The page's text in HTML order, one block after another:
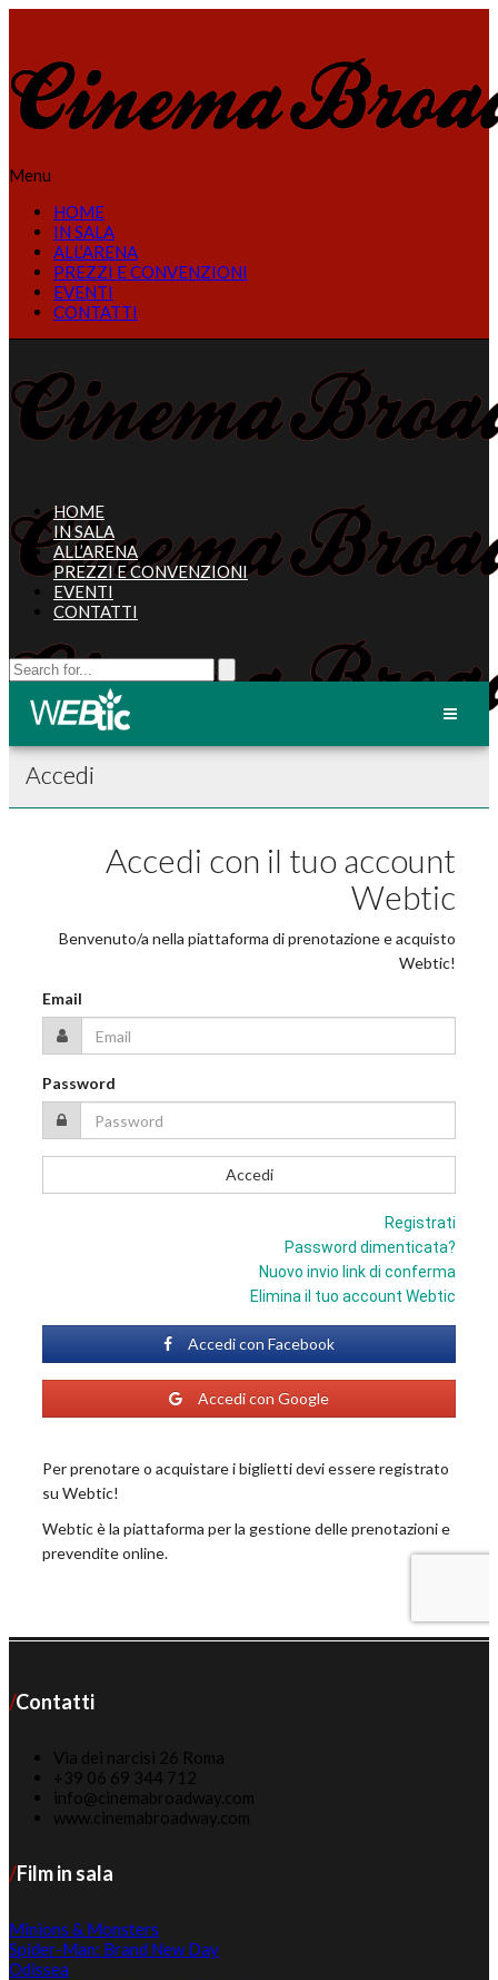
Menu
HOME
IN SALA
ALL’ARENA
PREZZI E CONVENZIONI
EVENTI
CONTATTI
HOME
IN SALA
ALL’ARENA
PREZZI E CONVENZIONI
EVENTI
CONTATTI
Contatti
Via dei narcisi 26 Roma
+39 06 69 344 712
info@cinemabroadway.com
www.cinemabroadway.com
Film in sala
Minions & Monsters
Spider-Man: Brand New Day
Odissea